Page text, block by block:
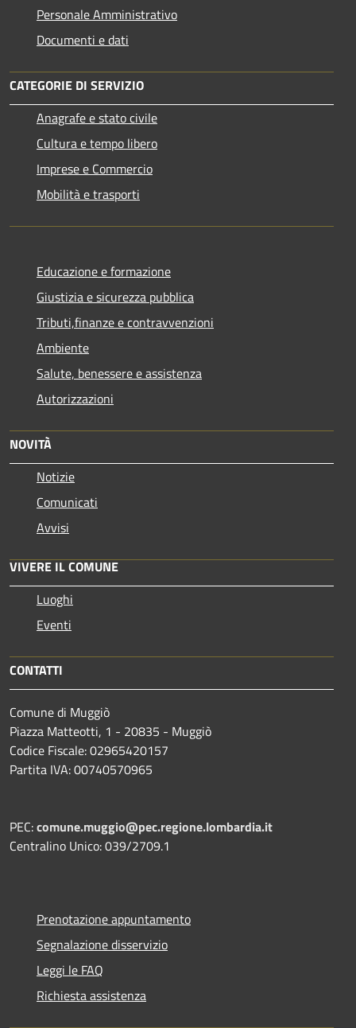
Personale Amministrativo
Documenti e dati
CATEGORIE DI SERVIZIO
Anagrafe e stato civile
Cultura e tempo libero
Imprese e Commercio
Mobilità e trasporti
Educazione e formazione
Giustizia e sicurezza pubblica
Tributi,finanze e contravvenzioni
Ambiente
Salute, benessere e assistenza
Autorizzazioni
NOVITÀ
Notizie
Comunicati
Avvisi
VIVERE IL COMUNE
Luoghi
Eventi
CONTATTI
Comune di Muggiò
Piazza Matteotti, 1 - 20835 - Muggiò
Codice Fiscale: 02965420157
Partita IVA: 00740570965
PEC:comune.muggio@pec.regione.lombardia.it
Centralino Unico: 039/2709.1
Prenotazione appuntamento
Segnalazione disservizio
Leggi le FAQ
Richiesta assistenza